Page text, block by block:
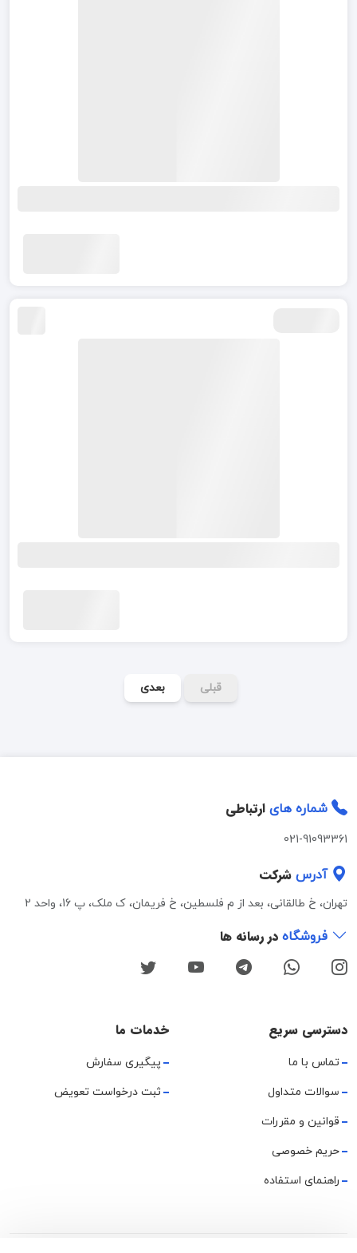
قبلی بعدی
شماره های ارتباطی
021-91093361
آدرس شرکت
تهران، خ طالقانی، بعد از م فلسطین، خ فریمان، ک ملک، پ 16، واحد 2
فروشگاه در رسانه ها
دسترسی سریع
تماس با ما
سوالات متداول
قوانین و مقررات
حریم خصوصی
راهنمای استفاده
خدمات ما
پیگیری سفارش
ثبت درخواست تعویض